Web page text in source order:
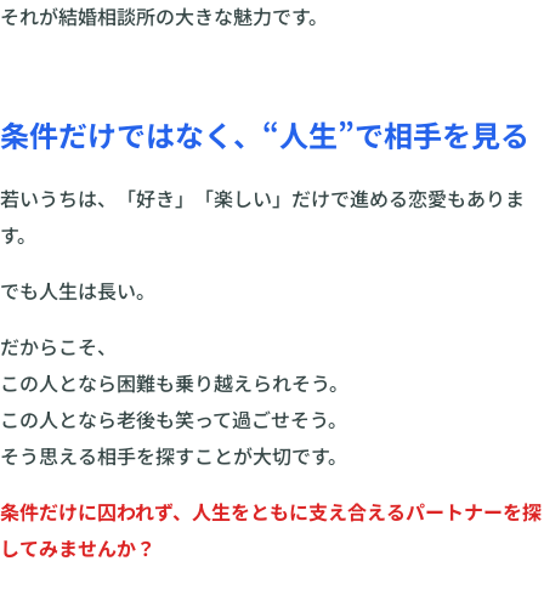
それが結婚相談所の大きな魅力です。
条件だけではなく、“人生”で相手を見る
若いうちは、「好き」「楽しい」だけで進める恋愛もありま
す。
でも人生は長い。
だからこそ、
この人となら困難も乗り越えられそう。
この人となら老後も笑って過ごせそう。
そう思える相手を探すことが大切です。
条件だけに囚われず、人生をともに支え合えるパートナーを探
してみませんか？